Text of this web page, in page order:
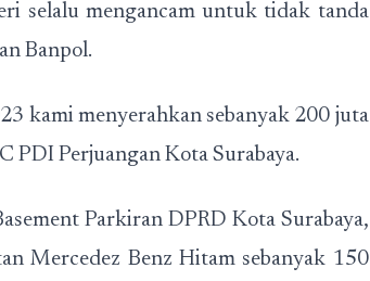
selalu mengancam untuk tidak tanda
Banpol.
kami menyerahkan sebanyak 200 juta
PDI Perjuangan Kota Surabaya.
Parkiran DPRD Kota Surabaya,
Mercedez Benz Hitam sebanyak 150